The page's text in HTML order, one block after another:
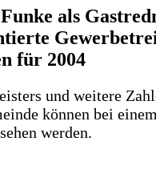
als
für 2004
und weitere
können bei
werden.